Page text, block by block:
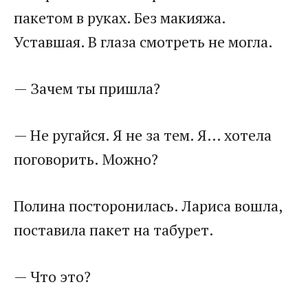
пакетом в руках. Без макияжа.
Уставшая. В глаза смотреть не могла.
— Зачем ты пришла?
— Не ругайся. Я не за тем. Я… хотела
поговорить. Можно?
Полина посторонилась. Лариса вошла,
поставила пакет на табурет.
— Что это?